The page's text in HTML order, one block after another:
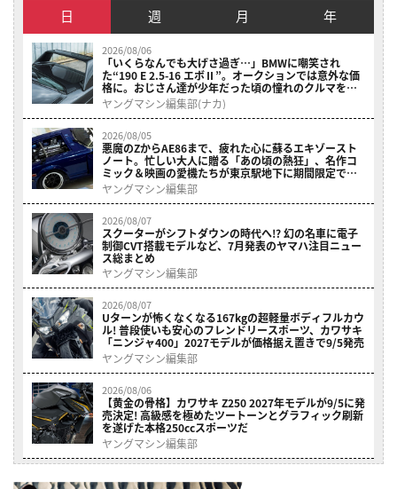
日 週 月 年
2026/08/06
「いくらなんでも大げさ過ぎ…」BMWに嘲笑され
た“190 E 2.5-16 エボⅡ”。オークションでは意外な価
格に。おじさん達が少年だった頃の憧れのクルマを深
堀り
ヤングマシン編集部(ナカ)
2026/08/05
悪魔のZからAE86まで、疲れた心に蘇るエキゾースト
ノート。忙しい大人に贈る「あの頃の熱狂」、名作コ
ミック＆映画の愛機たちが東京駅地下に期間限定で集
結！
ヤングマシン編集部
2026/08/07
スクーターがシフトダウンの時代へ!? 幻の名車に電子
制御CVT搭載モデルなど、7月発表のヤマハ注目ニュー
ス総まとめ
ヤングマシン編集部
2026/08/07
Uターンが怖くなくなる167kgの超軽量ボディフルカウ
ル! 普段使いも安心のフレンドリースポーツ、カワサキ
「ニンジャ400」2027モデルが価格据え置きで9/5発売
ヤングマシン編集部
2026/08/06
【黄金の骨格】カワサキ Z250 2027年モデルが9/5に発
売決定! 高級感を極めたツートーンとグラフィック刷新
を遂げた本格250ccスポーツだ
ヤングマシン編集部